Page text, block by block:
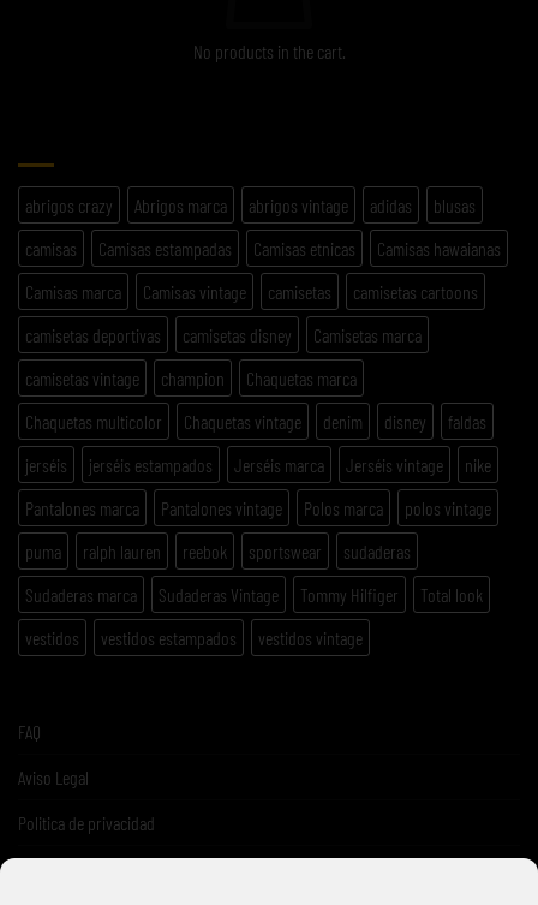
No products in the cart.
abrigos crazy Abrigos marca abrigos vintage adidas
blusas
camisas
Camisas estampadas Camisas etnicas
Camisas hawaianas
Camisas marca
Camisas vintage camisetas
camisetas cartoons
camisetas deportivas
camisetas disney
Camisetas marca
camisetas vintage
champion
Chaquetas marca
Chaquetas multicolor
Chaquetas vintage denim disney
faldas
jerséis
jerséis estampados Jerséis marca Jerséis vintage
nike
Pantalones marca
Pantalones vintage Polos marca
polos vintage
puma
ralph lauren reebok sportswear
sudaderas
Sudaderas marca
Sudaderas Vintage Tommy Hilfiger
Total look
vestidos
vestidos estampados vestidos vintage
FAQ
Aviso Legal
Politica de privacidad